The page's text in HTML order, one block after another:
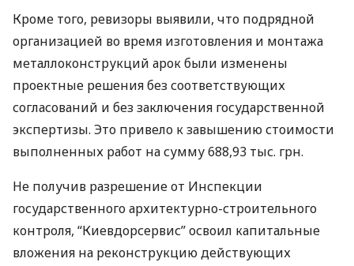
Кроме того, ревизоры выявили, что подрядной
организацией во время изготовления и монтажа
металлоконструкций арок были изменены
проектные решения без соответствующих
согласований и без заключения государственной
экспертизы. Это привело к завышению стоимости
выполненных работ на сумму 688,93 тыс. грн.
Не получив разрешение от Инспекции
государственного архитектурно-строительного
контроля, “Киевдорсервис” освоил капитальные
вложения на реконструкцию действующих